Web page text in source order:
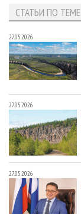
СТАТЬИ ПО ТЕМЕ
27.05.2026
27.05.2026
27.05.2026